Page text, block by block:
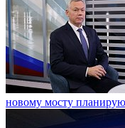
новому мосту